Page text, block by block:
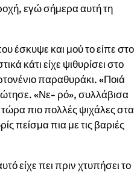
εγώ σήμερα αυτή τη
έσκυψε και μού το είπε στο
κάτι είχε ψιθυρίσει στο
παραθυράκι. «Ποιά
«Νε- ρό», συλλάβισα
τώρα πιο πολλές ψιχάλες στα
πείσμα πια με τις βαριές
είχε πει πριν χτυπήσει το